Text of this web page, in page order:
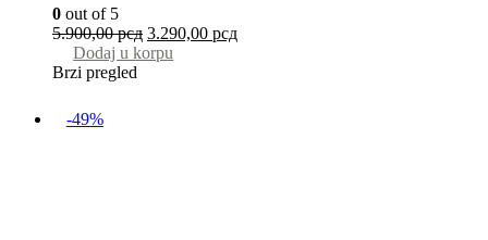
0 out of 5
5.900,00рсд 3.290,00 рсд
Dodaj u korpu
Brzi pregled
-49%